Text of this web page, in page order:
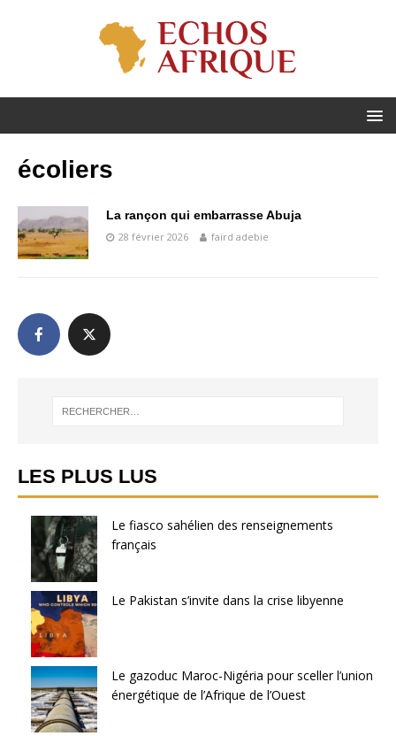
écoliers
La rançon qui embarrasse Abuja
28 février 2026 faird adebie
LES PLUS LUS
Le fiasco sahélien des renseignements
français
Le Pakistan s’invite dans la crise libyenne
Le gazoduc Maroc-Nigéria pour sceller l’union
énergétique de l’Afrique de l’Ouest